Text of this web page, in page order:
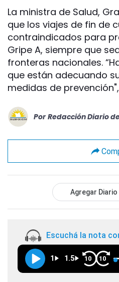
La ministra de Salud,
que los viajes de fin de
contraindicados para
Gripe A, siempre que
fronteras nacionales.
que están adecuando
medidas de
Por Redacción Diario
Agregar Diario
Escuchá la nota
1 1.5 10 10